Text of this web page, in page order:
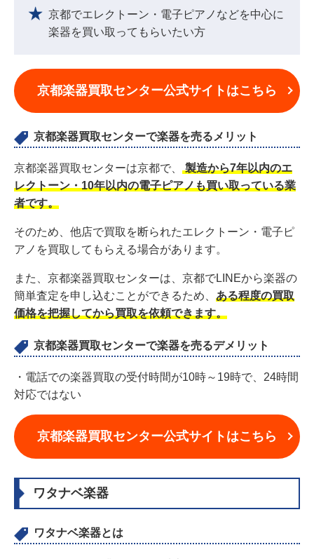
京都でエレクトーン・電子ピアノなどを中心に
楽器を買い取ってもらいたい方
京都楽器買取センター公式サイトはこちら
京都楽器買取センターで楽器を売るメリット
京都楽器買取センターは京都で、 製造から7年以内のエ
レクトーン・10年以内の電子ピアノも買い取っている業
者です。
そのため、他店で買取を断られたエレクトーン・電子ピ
アノを買取してもらえる場合があります。
また、京都楽器買取センターは、京都でLINEから楽器の
簡単査定を申し込むことができるため、 ある程度の買取
価格を把握してから買取を依頼できます。
京都楽器買取センターで楽器を売るデメリット
・電話での楽器買取の受付時間が10時～19時で、24時間
対応ではない
京都楽器買取センター公式サイトはこちら
ワタナベ楽器
ワタナベ楽器とは